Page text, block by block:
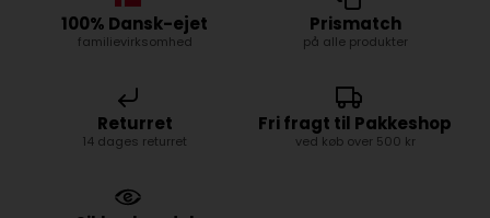
100% Dansk-ejet
familievirksomhed
Prismatch
på alle produkter
Returret
14 dages returret
Fri fragt til Pakkeshop
ved køb over 500 kr